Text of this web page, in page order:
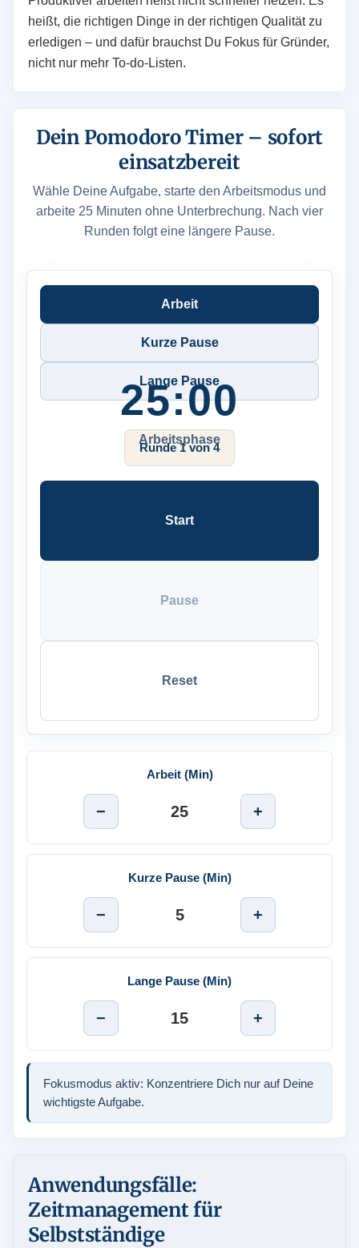
heißt, die richtigen Dinge in der richtigen Qualität zu
erledigen – und dafür brauchst Du Fokus für Gründer,
nicht nur mehr To-do-Listen.
Dein Pomodoro Timer – sofort
einsatzbereit
Wähle Deine Aufgabe, starte den Arbeitsmodus und
arbeite 25 Minuten ohne Unterbrechung. Nach vier
Runden folgt eine längere Pause.
Arbeit
Kurze Pause
Lange Pause
25:00
Arbeitsphase
Runde 1 von 4
Start
Pause
Reset
Arbeit (Min)
− 25 +
Kurze Pause (Min)
− 5 +
Lange Pause (Min)
− 15 +
Fokusmodus aktiv: Konzentriere Dich nur auf Deine
wichtigste Aufgabe.
Anwendungsfälle:
Zeitmanagement für
Selbstständige